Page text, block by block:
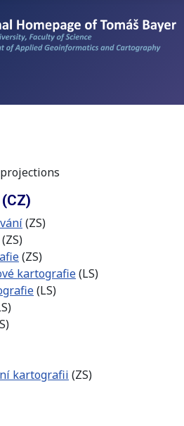
(ZS)
(ZS)
(ZS)
kartografie(LS)
(LS)
kartografii (ZS)